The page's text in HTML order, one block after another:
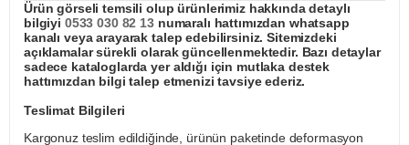
Ürün görseli temsili olup ürünlerimiz hakkında detaylı
bilgiyi 0533 030 82 13numaralı hattımızdan whatsapp
kanalı veya arayarak talep edebilirsiniz. Sitemizdeki
açıklamalar sürekli olarak güncellenmektedir. Bazı detaylar
sadece kataloglarda yer aldığı için mutlaka destek
hattımızdan bilgi talep etmenizi tavsiye ederiz.
Teslimat Bilgileri
Kargonuz teslim edildiğinde, ürünün paketinde deformasyon